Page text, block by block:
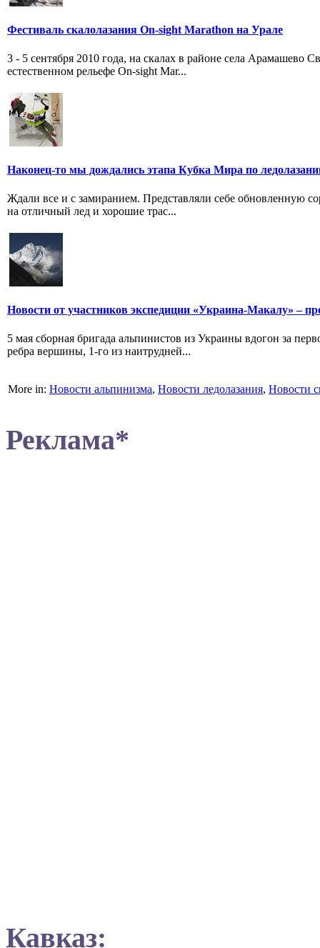
Фестиваль скалолазания On-sight Marathon на Урале
3 - 5 сентября 2010 года, на скалах в районе села Арамашево
естественном рельефе On-sight Mar...
Наконец-то мы дождались этапа Кубка Мира по
Ждали все и с замиранием. Представляли себе обновленную
на отличный лед и хорошие трас...
Новости от участников экспедиции «Украина-Макалу» –
5 мая сборная бригада альпинистов из Украины вдогон за
ребра вершины, 1-го из наитрудней...
More in: Новости альпинизма, Новости ледолазания, Новости
Реклама*
Кавказ: